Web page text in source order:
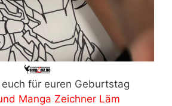
für euren Geburtstag
Manga Zeichner Läm